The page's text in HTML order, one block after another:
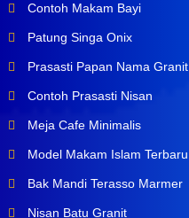
Contoh Makam Bayi
Patung Singa Onix
Prasasti Papan Nama Granit
Contoh Prasasti Nisan
Meja Cafe Minimalis
Model Makam Islam Terbaru
Bak Mandi Terasso Marmer
Nisan Batu Granit